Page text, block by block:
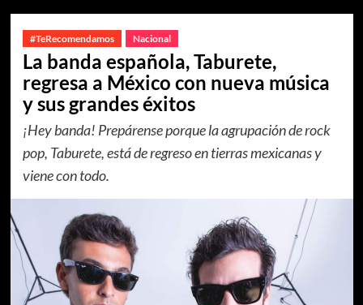
#TeRecomendamos Nacional
La banda española, Taburete,
regresa a México con nueva música
y sus grandes éxitos
¡Hey banda! Prepárense porque la agrupación de rock
pop, Taburete, está de regreso en tierras mexicanas y
viene con todo.